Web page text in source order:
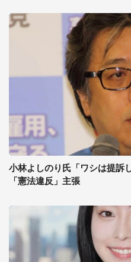
小林よしのり氏「ワシは提訴
「憲法違反」主張